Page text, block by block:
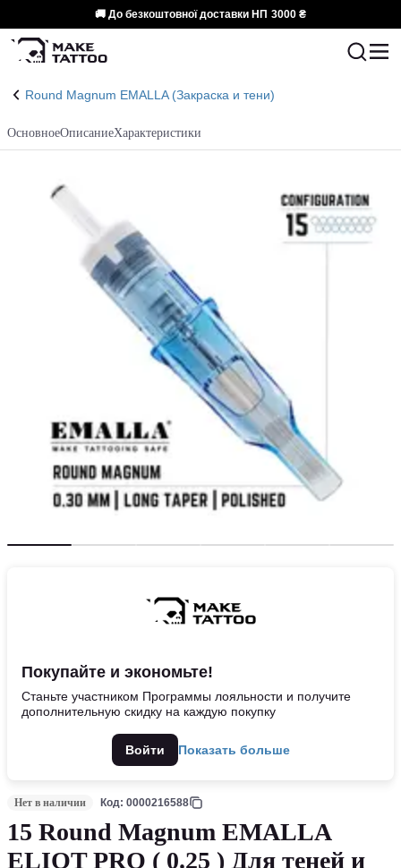
🚚 До безкоштовної доставки НП 3000 ₴
Round Magnum EMALLA (Закраска и тени)
ОсновноеОписаниеХарактеристики
Покупайте и экономьте!
Станьте участником Программы лояльности и получите
дополнительную скидку на каждую покупку
Войти Показать больше
Нет в наличии Код: 0000216588
15 Round Magnum EMALLA
ELIOT PRO ( 0.25 ) Для теней и